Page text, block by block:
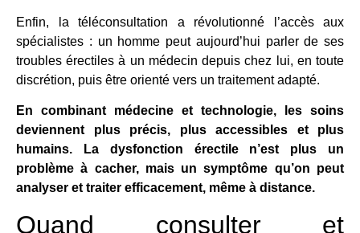
Enfin, la téléconsultation a révolutionné l’accès aux
spécialistes : un homme peut aujourd’hui parler de ses
troubles érectiles à un médecin depuis chez lui, en toute
discrétion, puis être orienté vers un traitement adapté.
En combinant médecine et technologie, les soins
deviennent plus précis, plus accessibles et plus
humains. La dysfonction érectile n’est plus un
problème à cacher, mais un symptôme qu’on peut
analyser et traiter efficacement, même à distance.
Quand consulter et